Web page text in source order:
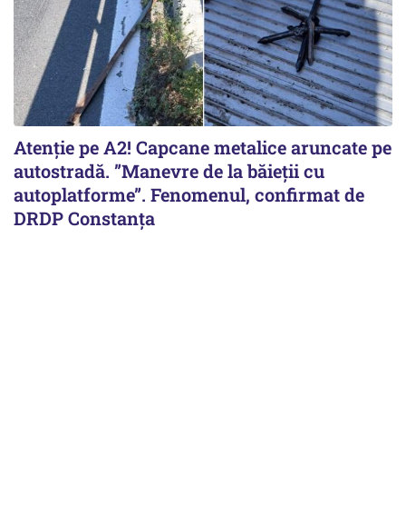
Atenție pe A2! Capcane metalice aruncate pe
autostradă. ”Manevre de la băieții cu
autoplatforme”. Fenomenul, confirmat de
DRDP Constanța